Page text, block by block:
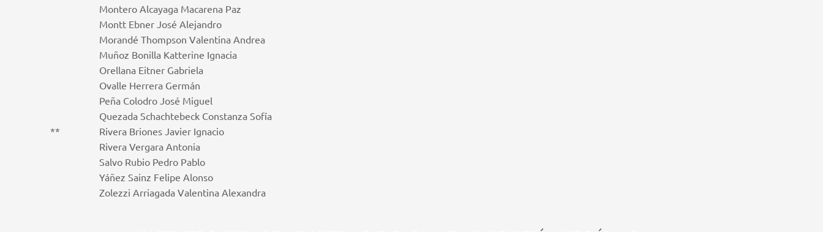
**
Montero Alcayaga Macarena Paz
Montt Ebner José Alejandro
Morandé Thompson Valentina Andrea
Muñoz Bonilla Katterine Ignacia
Orellana Eitner Gabriela
Ovalle Herrera Germán
Peña Colodro José Miguel
Quezada Schachtebeck Constanza Sofía
Rivera Briones Javier Ignacio
Rivera Vergara Antonia
Salvo Rubio Pedro Pablo
Yáñez Sainz Felipe Alonso
Zolezzi Arriagada Valentina Alexandra